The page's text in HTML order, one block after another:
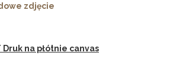
zdjęcie
Druk na płótnie canvas